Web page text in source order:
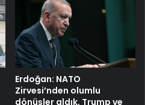
Erdoğan: NATO
Zirvesi’nden olumlu
dönüşler aldık, Trump ve